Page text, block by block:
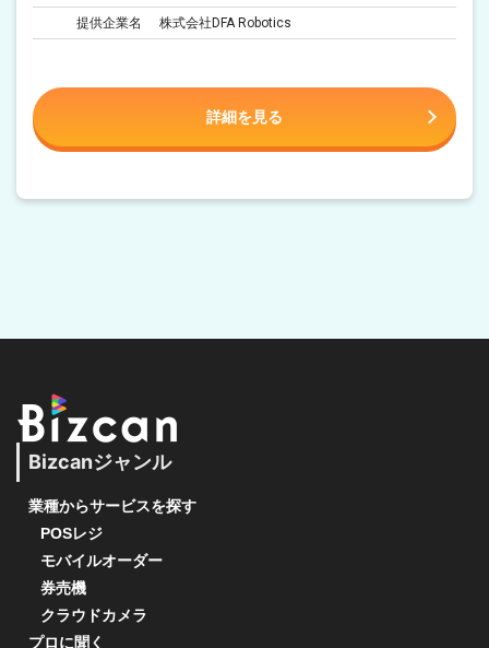
提供企業名 株式会社DFA Robotics
詳細を見る
Bizcanジャンル
業種からサービスを探す
POSレジ
モバイルオーダー
券売機
クラウドカメラ
プロに聞く